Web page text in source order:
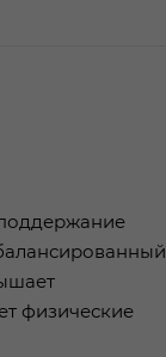
физические